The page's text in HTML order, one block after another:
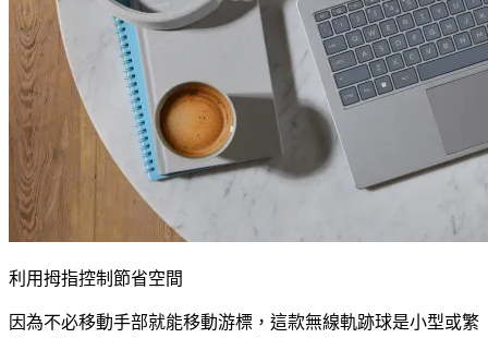
利用拇指控制節省空間
因為不必移動手部就能移動游標，這款無線軌跡球是小型或繁